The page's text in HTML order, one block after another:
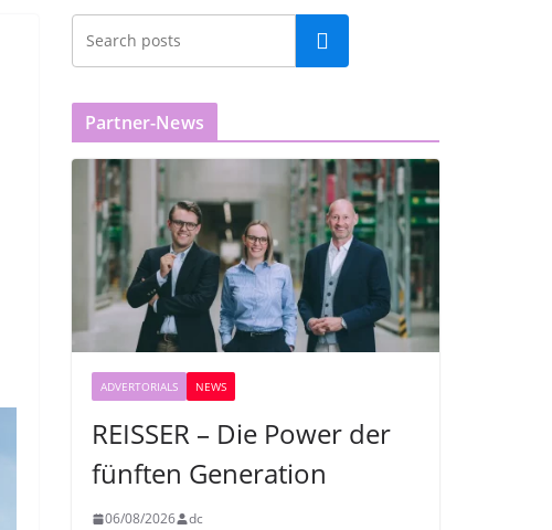
Partner-News
ADVERTORIALS NEWS
REISSER – Die Power der
fünften Generation
06/08/2026 dc